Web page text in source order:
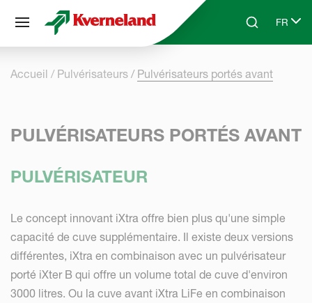
Skip to main contentSearchFR
Select
Accueil Pulvérisateurs Pulvérisateurs portés avant
PULVÉRISATEURS PORTÉS AVANT
PULVÉRISATEUR
Le concept innovant iXtra offre bien plus qu'une simple
capacité de cuve supplémentaire. Il existe deux versions
différentes, iXtra en combinaison avec un pulvérisateur
porté iXter B qui offre un volume total de cuve d'environ
3000 litres. Ou la cuve avant iXtra LiFe en combinaison
Panneau de gestion des cookies